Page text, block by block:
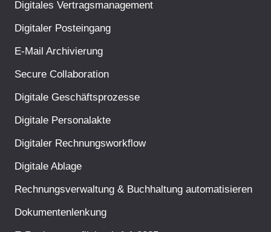
Digitales Vertragsmanagement
Digitaler Posteingang
E-Mail Archivierung
Secure Collaboration
Digitale Geschäftsprozesse
Digitale Personalakte
Digitaler Rechnungsworkflow
Digitale Ablage
Rechnungsverwaltung & Buchhaltung automatisieren
Dokumentenlenkung